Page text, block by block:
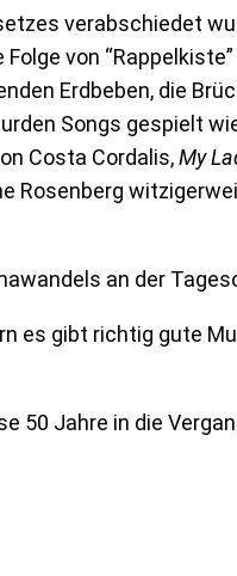
verabschiedet
von “Rappelkiste”
Erdbeben, die
Songs gespielt
Costa Cordalis,My
Rosenberg
an der
es gibt richtig gute
50 Jahre in die